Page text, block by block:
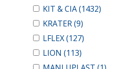
KIT & CIA(1432)
KRATER(9)
LFLEX(127)
LION (113)